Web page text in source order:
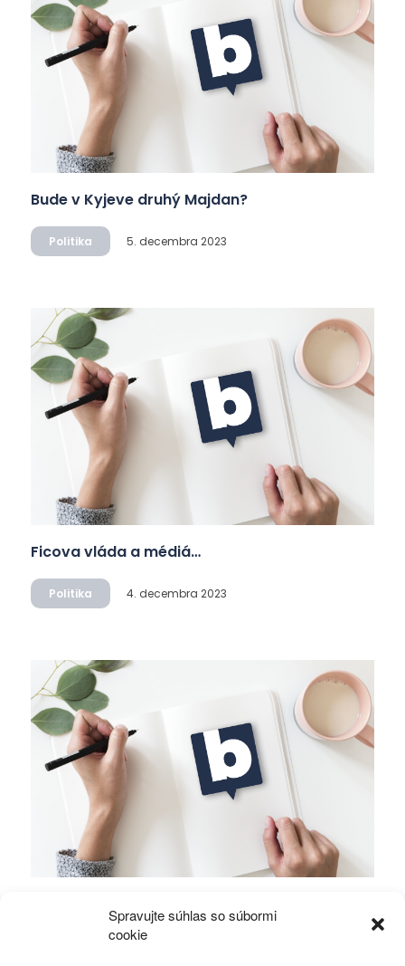
Spravujte súhlas so súbormi
cookie
Bude v Kyjeve druhý Majdan?
Politika 5. decembra 2023
Ficova vláda a médiá…
Politika 4. decembra 2023
Gerasimovom?